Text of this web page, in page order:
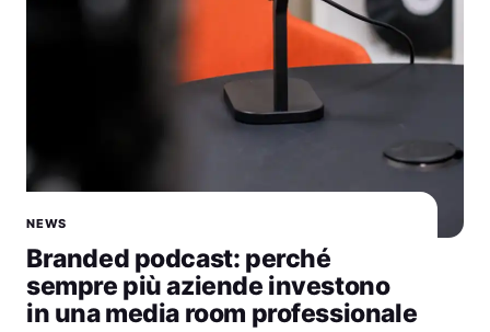
NEWS
Branded podcast: perché
sempre più aziende investono
in una media room professionale